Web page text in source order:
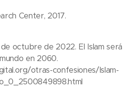
Center, 2017.
octubre de 2022. El Islam será
en 2060.
otras-confesiones/Islam-